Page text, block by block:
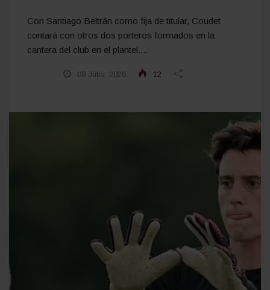
Con Santiago Beltrán como fija de titular, Coudet
contará con otros dos porteros formados en la
cantera del club en el plantel....
09 Julio, 2026 12